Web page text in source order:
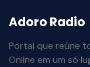
Adoro Radio
Portal que reúne
Online em um só